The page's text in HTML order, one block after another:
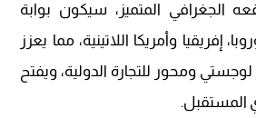
الجغرافي المتميز، سيكون بوابة
إفريقيا وأمريكا اللاتينية، مما يعزز
ومحور للتجارة الدولية، ويفتح
المستقبل.